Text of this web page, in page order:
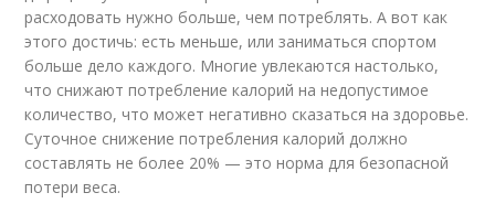
расходовать нужно больше, чем потреблять. А вот как
этого достичь: есть меньше, или заниматься спортом
больше дело каждого. Многие увлекаются настолько,
что снижают потребление калорий на недопустимое
количество, что может негативно сказаться на здоровье.
Суточное снижение потребления калорий должно
составлять не более 20% — это норма для безопасной
потери веса.